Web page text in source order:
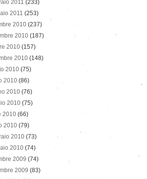
2011 (233)
2011 (253)
2010 (237)
2010 (187)
2010 (157)
2010 (148)
2010 (75)
2010 (86)
2010 (76)
2010 (75)
2010 (66)
2010 (79)
2010 (73)
2010 (74)
2009 (74)
2009 (83)